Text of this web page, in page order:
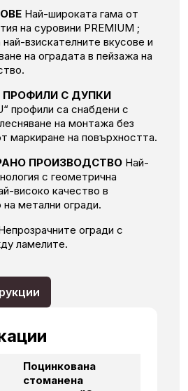
Най-широката гама от
на суровини PREMIUM ;
взискателните вкусове и
на оградата в пейзажа на
ПРОФИЛИ С ДУПКИ
профили са снабдени с
на монтажа без
маркиране на повърхността.
ПРОИЗВОДСТВО Най-
с геометрична
високо качество в
метални огради.
огради с
ламелите.
Поцинкована
стоманена